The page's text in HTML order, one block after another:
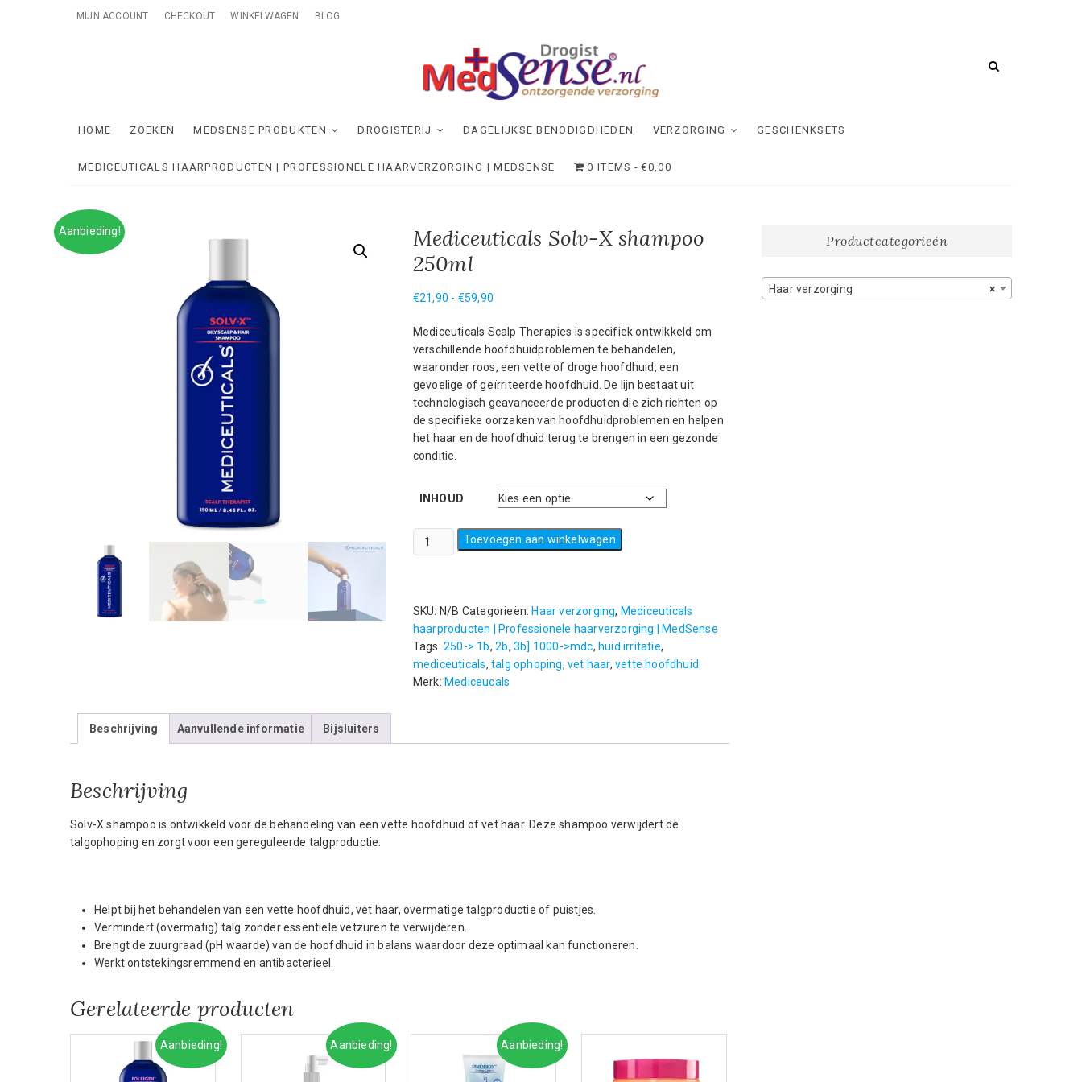
MIJN ACCOUNT CHECKOUT WINKELWAGEN BLOG
MedSense
HOME ZOEKEN MEDSENSE PRODUKTEN DROGISTERIJ DAGELIJKSE BENODIGDHEDEN VERZORGING GESCHENKSETS
MEDICEUTICALS HAARPRODUCTEN | PROFESSIONELE HAARVERZORGING | MEDSENSE 0 ITEMS €0,00
Aanbieding!
Mediceuticals Solv-X shampoo
250ml
€21,90 - €59,90Prijsklasse:
tot
€59,90
Mediceuticals Scalp Therapies is specifiek ontwikkeld om
verschillende hoofdhuidproblemen te behandelen,
waaronder roos, een vette of droge hoofdhuid, een
gevoelige of geïrriteerde hoofdhuid. De lijn bestaat uit
technologisch geavanceerde producten die zich richten op
de specifieke oorzaken van hoofdhuidproblemen en helpen
het haar en de hoofdhuid terug te brengen in een gezonde
conditie.
INHOUD
Mediceuticals
Solv-
250ml
aantal
Toevoegen aan winkelwagen
SKU: N/B Categorieën: Haar verzorging, Mediceuticals
haarproducten | Professionele haarverzorging | MedSense
Tags:250-> 1b,2b, 3b] 1000->mdc, huid irritatie,
mediceuticals, talg ophoping, vet haar, vette hoofdhuid
Merk: Mediceucals
Beschrijving Aanvullende informatie Bijsluiters
Beschrijving
Solv-X shampoo is ontwikkeld voor de behandeling van een vette hoofdhuid of vet haar. Deze shampoo verwijdert de
talgophoping en zorgt voor een gereguleerde talgproductie.
Helpt bij het behandelen van een vette hoofdhuid, vet haar, overmatige talgproductie of puistjes.
Vermindert (overmatig) talg zonder essentiële vetzuren te verwijderen.
Brengt de zuurgraad (pH waarde) van de hoofdhuid in balans waardoor deze optimaal kan functioneren.
Werkt ontstekingsremmend en antibacterieel.
Gerelateerde producten
Aanbieding! Aanbieding! Aanbieding!
Productcategorieën
×
Haar verzorging